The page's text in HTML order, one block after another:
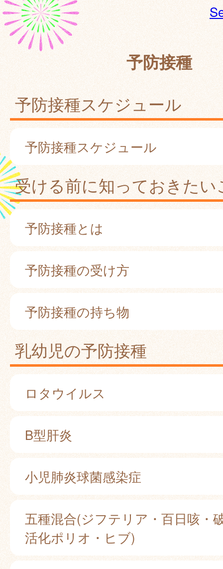
予防接種
予防接種スケジュール
予防接種スケジュール
受ける前に知っておきたい
予防接種とは
予防接種の受け方
予防接種の持ち物
乳幼児の予防接種
ロタウイルス
B型肝炎
小児肺炎球菌感染症
五種混合(ジフテリア・百日咳・
活化ポリオ・ヒブ)